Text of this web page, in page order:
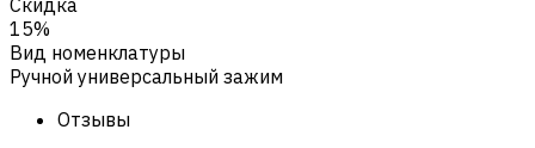
15%
Вид номенклатуры
Ручной универсальный зажим
Отзывы